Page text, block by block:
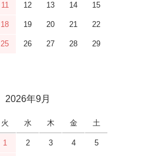
11 12 13 14 15
18 19 20 21 22
25 26 27 28 29
2026年9月
火 水 木 金 土
1 2 3 4 5